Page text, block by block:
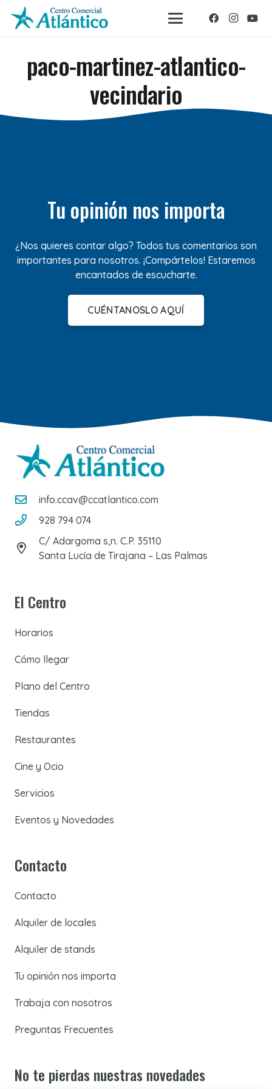
paco-martinez-atlantico-
vecindario
Tu opinión nos importa
¿Nos quieres contar algo? Todos tus comentarios son
importantes para nosotros. ¡Compártelos! Estaremos
encantados de escucharte.
CUÉNTANOSLO AQUÍ
info.ccav@ccatlantico.com
928 794 074
C/ Adargoma s,n. C.P. 35110
Santa Lucía de Tirajana – Las Palmas
El Centro
Horarios
Cómo llegar
Plano del Centro
Tiendas
Restaurantes
Cine y Ocio
Servicios
Eventos y Novedades
Contacto
Contacto
Alquiler de locales
Alquiler de stands
Tu opinión nos importa
Trabaja con nosotros
Preguntas Frecuentes
No te pierdas nuestras novedades